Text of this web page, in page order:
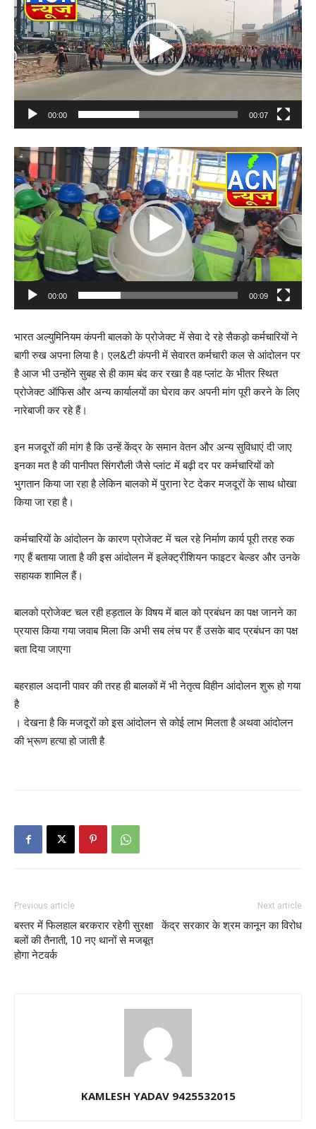
00:00 00:07
Video
Player
00:00 00:09
भारत अल्युमिनियम कंपनी बालको के प्रोजेक्ट में सेवा दे रहे सैकड़ो कर्मचारियों ने
बागी रुख अपना लिया है। एल&टी कंपनी में सेवारत कर्मचारी कल से आंदोलन पर
है आज भी उन्होंने सुबह से ही काम बंद कर रखा है वह प्लांट के भीतर स्थित
प्रोजेक्ट ऑफिस और अन्य कार्यालयों का घेराव कर अपनी मांग पूरी करने के लिए
नारेबाजी कर रहे हैं।
इन मजदूरों की मांग है कि उन्हें केंद्र के समान वेतन और अन्य सुविधाएं दी जाए
इनका मत है की पानीपत सिंगरौली जैसे प्लांट में बढ़ी दर पर कर्मचारियों को
भुगतान किया जा रहा है लेकिन बालको में पुराना रेट देकर मजदूरों के साथ धोखा
किया जा रहा है।
कर्मचारियों के आंदोलन के कारण प्रोजेक्ट में चल रहे निर्माण कार्य पूरी तरह रुक
गए हैं बताया जाता है की इस आंदोलन में इलेक्ट्रीशियन फाइटर बेल्डर और उनके
सहायक शामिल हैं।
बालको प्रोजेक्ट चल रही हड़ताल के विषय में बाल को प्रबंधन का पक्ष जानने का
प्रयास किया गया जवाब मिला कि अभी सब लंच पर हैं उसके बाद प्रबंधन का पक्ष
बता दिया जाएगा
बहरहाल अदानी पावर की तरह ही बालकों में भी नेतृत्व विहीन आंदोलन शुरू हो गया
है
। देखना है कि मजदूरों को इस आंदोलन से कोई लाभ मिलता है अथवा आंदोलन
की भ्रूण हत्या हो जाती है
Previous article
बस्तर में फिलहाल बरकरार रहेगी सुरक्षा
बलों की तैनाती, 10 नए थानों से मजबूत
होगा नेटवर्क
Next article
केंद्र सरकार के श्रम कानून का विरोध
KAMLESH YADAV 9425532015